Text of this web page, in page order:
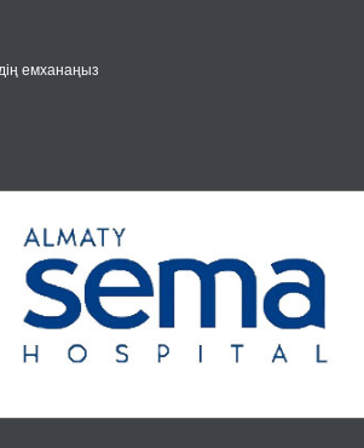
емханаңыз